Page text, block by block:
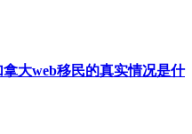
大web移民的真实情况是什